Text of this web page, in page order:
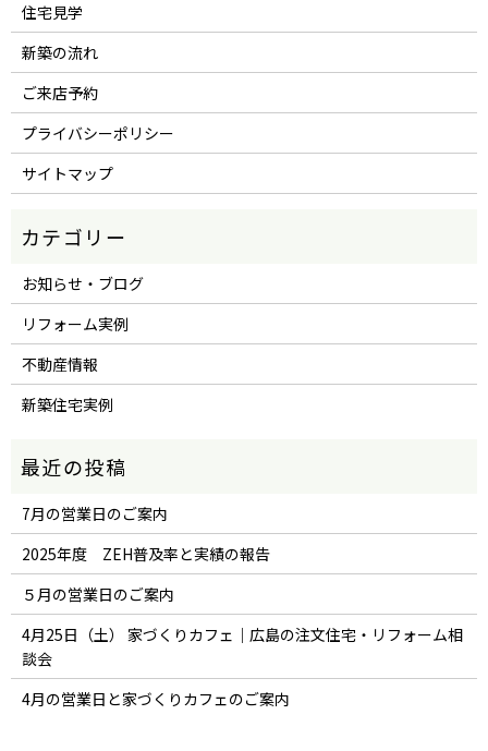
住宅見学
新築の流れ
ご来店予約
プライバシーポリシー
サイトマップ
お知らせ・ブログ
リフォーム実例
不動産情報
新築住宅実例
7月の営業日のご案内
2025年度 ZEH普及率と実績の報告
５月の営業日のご案内
4月25日（土） 家づくりカフェ｜広島の注文住宅・リフォーム相
談会
4月の営業日と家づくりカフェのご案内